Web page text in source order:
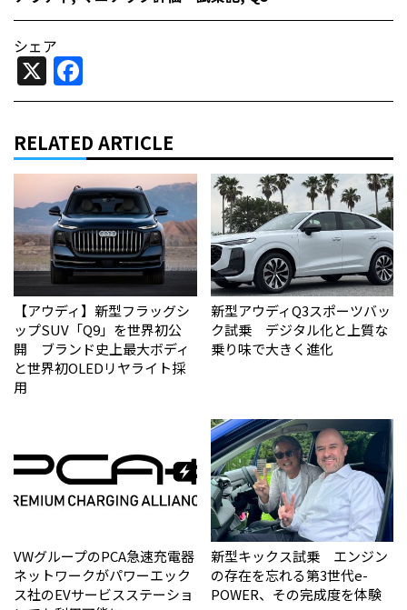
シェア
X
RELATED ARTICLE
【アウディ】新型フラッグシ
ップSUV「Q9」を世界初公
開 ブランド史上最大ボディ
と世界初OLEDリヤライト採
用
新型アウディQ3スポーツバッ
ク試乗 デジタル化と上質な
乗り味で大きく進化
VWグループのPCA急速充電器
ネットワークがパワーエック
ス社のEVサービスステーショ
新型キックス試乗 エンジン
の存在を忘れる第3世代e-
POWER、その完成度を体験